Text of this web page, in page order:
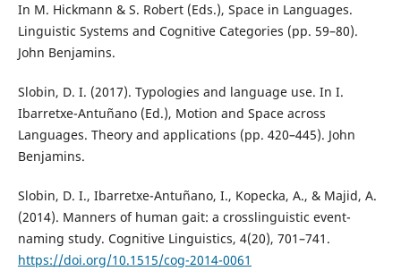
In M. Hickmann & S. Robert (Eds.), Space in Languages.
Linguistic Systems and Cognitive Categories (pp. 59–80).
John Benjamins.
Slobin, D. I. (2017). Typologies and language use. In I.
Ibarretxe-Antuñano (Ed.), Motion and Space across
Languages. Theory and applications (pp. 420–445). John
Benjamins.
Slobin, D. I., Ibarretxe-Antuñano, I., Kopecka, A., & Majid, A.
(2014). Manners of human gait: a crosslinguistic event-
naming study. Cognitive Linguistics, 4(20), 701–741.
https://doi.org/10.1515/cog-2014-0061